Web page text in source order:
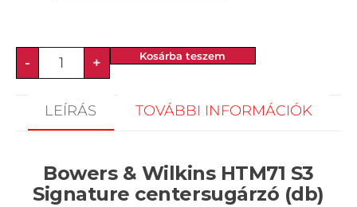
- + Kosárba teszem
LEÍRÁS TOVÁBBI INFORMÁCIÓK
Bowers & Wilkins HTM71 S3
Signature centersugárzó (db)